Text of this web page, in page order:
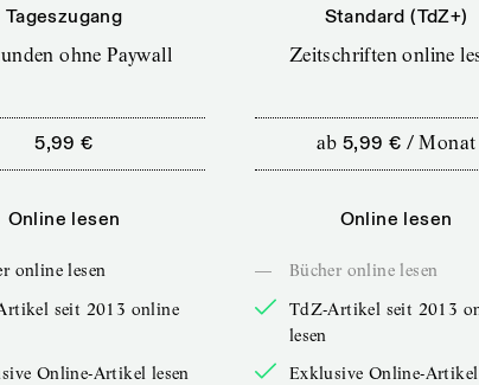
Tageszugang
ohne Paywall
5,99 €
Online lesen
online lesen
seit 2013 online
Online-Artikel lesen
Standard (TdZ+)
Zeitschriften online
ab 5,99 € /Monat
Online lesen
—
Bücher online lesen
TdZ-Artikel seit 2013
lesen
Exklusive Online-Artikel